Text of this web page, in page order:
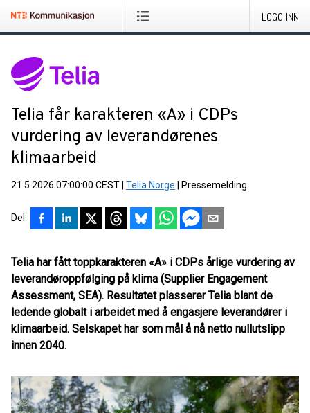
LOGG INN
Telia får karakteren «A» i CDPs
vurdering av leverandørenes
klimaarbeid
21.5.2026 07:00:00 CEST Telia Norge Pressemelding
Del
Telia har fått toppkarakteren «A» i CDPs årlige vurdering av
leverandøroppfølging på klima (Supplier Engagement
Assessment, SEA). Resultatet plasserer Telia blant de
ledende globalt i arbeidet med å engasjere leverandører i
klimaarbeid. Selskapet har som mål å nå netto nullutslipp
innen 2040.